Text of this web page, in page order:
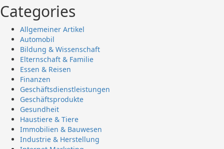
Categories
Allgemeiner Artikel
Automobil
Bildung & Wissenschaft
Elternschaft & Familie
Essen & Reisen
Finanzen
Geschäftsdienstleistungen
Geschäftsprodukte
Gesundheit
Haustiere & Tiere
Immobilien & Bauwesen
Industrie & Herstellung